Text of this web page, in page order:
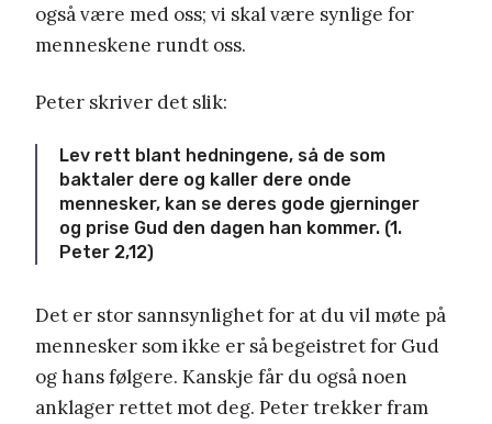
også være med oss; vi skal være synlige for
menneskene rundt oss.
Peter skriver det slik:
Lev rett blant hedningene, så de som
baktaler dere og kaller dere onde
mennesker, kan se deres gode gjerninger
og prise Gud den dagen han kommer. (1.
Peter 2,12)
Det er stor sannsynlighet for at du vil møte på
mennesker som ikke er så begeistret for Gud
og hans følgere. Kanskje får du også noen
anklager rettet mot deg. Peter trekker fram